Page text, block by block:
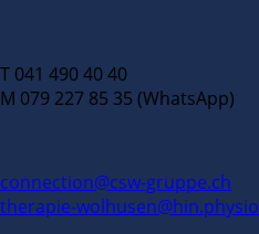
T 041 490 40 40
M 079 227 85 35 (WhatsApp)
connection@csw-gruppe.ch
therapie-wolhusen@hin.physio